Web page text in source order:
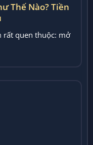
Thế Nào? Tiền
rất quen thuộc: mở